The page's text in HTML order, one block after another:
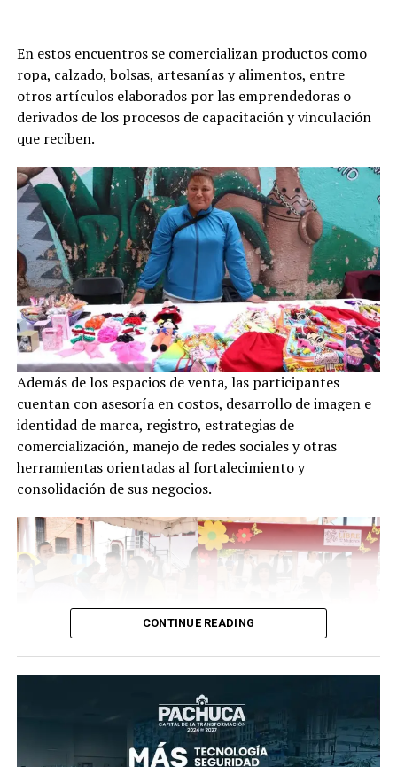
En estos encuentros se comercializan productos como
ropa, calzado, bolsas, artesanías y alimentos, entre
otros artículos elaborados por las emprendedoras o
derivados de los procesos de capacitación y vinculación
que reciben.
Además de los espacios de venta, las participantes
cuentan con asesoría en costos, desarrollo de imagen e
identidad de marca, registro, estrategias de
comercialización, manejo de redes sociales y otras
herramientas orientadas al fortalecimiento y
consolidación de sus negocios.
CONTINUE READING